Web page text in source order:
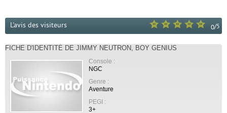
0/5
L'avis des visiteurs
FICHE D'IDENTITÉ DE JIMMY NEUTRON, BOY GENIUS
Console :
NGC
Genre :
Aventure
PEGI :
3+